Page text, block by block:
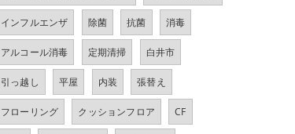
インフルエンザ 除菌 抗菌 消毒
アルコール消毒 定期清掃 白井市
引っ越し 平屋 内装 張替え
フローリング クッションフロア CF